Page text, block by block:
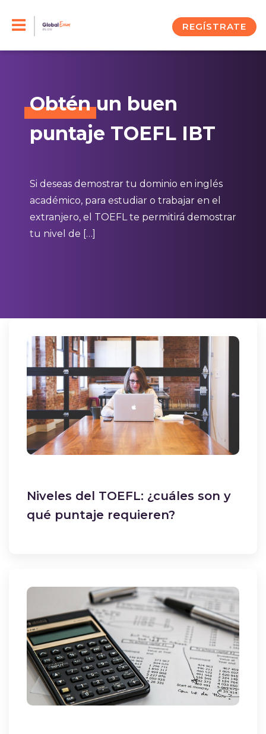
REGÍSTRATE
Obténun buen
puntaje TOEFL IBT
Si deseas demostrar tu dominio en inglés
académico, para estudiar o trabajar en el
extranjero, el TOEFL te permitirá demostrar
tu nivel de […]
Niveles del TOEFL: ¿cuáles son y
qué puntaje requieren?